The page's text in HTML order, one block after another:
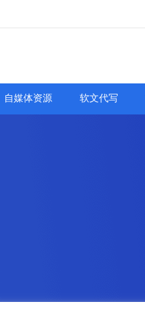
自媒体资源 软文代写